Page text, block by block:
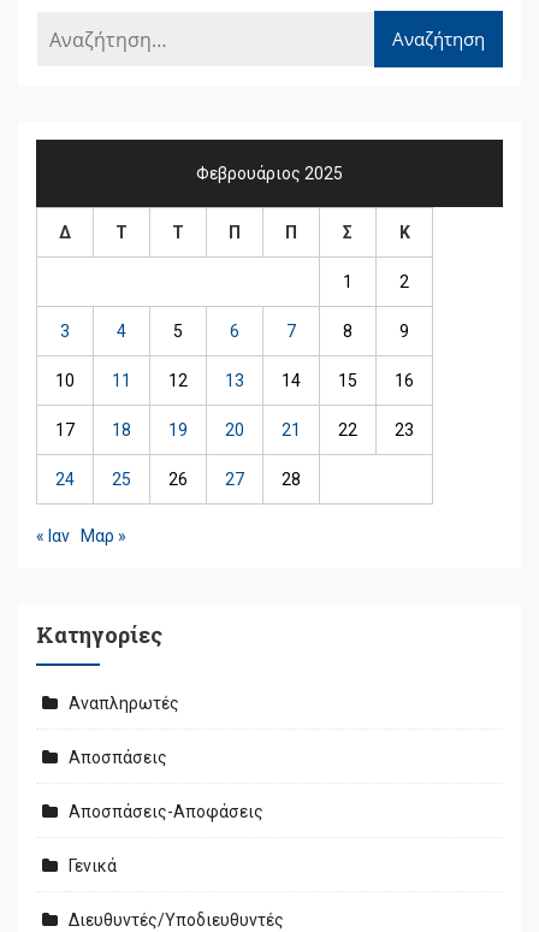
Φεβρουάριος 2025
Δ Τ Τ Π Π Σ Κ
1 2
3 4 5 6 7 8 9
10 11 12 13 14 15 16
17 18 19 20 21 22 23
24 25 26 27 28
« Ιαν Μαρ »
Kατηγορίες
Αναπληρωτές
Αποσπάσεις
Αποσπάσεις-Αποφάσεις
Γενικά
Διευθυντές/Υποδιευθυντές